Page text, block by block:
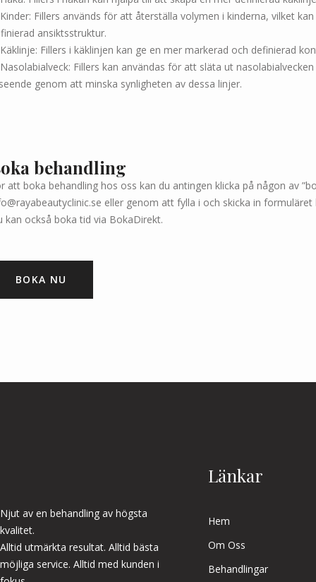
Fillers används för att återställa volymen i kinderna, vilket
ansiktsstruktur.
Fillers i käklinjen kan ge en mer markerad och definierad
Fillers kan användas för att släta ut
genom att minska synligheten av dessa linjer.
behandling
att boka behandling hos oss kan du antingen klicka på någon av
eller genom att fylla i och skicka in
kan också boka tid via BokaDirekt.
BOKA NU
Njut av en behandling av högsta
kvalitet.
Alltid utmärkta resultat. Alltid bästa
möjliga service. Alltid med kunden i
Länkar
Hem
Om Oss
Behandlingar